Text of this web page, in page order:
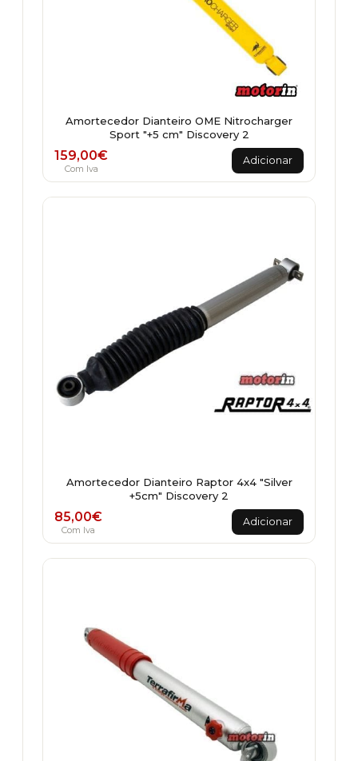
Amortecedor Dianteiro OME Nitrocharger
Sport "+5 cm" Discovery 2
159,00€
Com Iva
Adicionar
Amortecedor Dianteiro Raptor 4x4 "Silver
+5cm" Discovery 2
85,00€
Com Iva
Adicionar